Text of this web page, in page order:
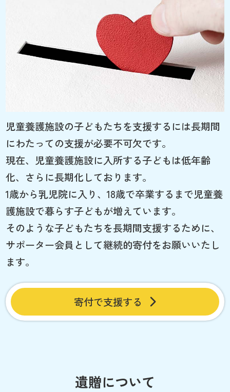
児童養護施設の子どもたちを支援するには長期間
にわたっての支援が必要不可欠です。
現在、児童養護施設に入所する子どもは低年齢
化、さらに長期化しております。
1歳から乳児院に入り、18歳で卒業するまで児童養
護施設で暮らす子どもが増えています。
そのような子どもたちを長期間支援するために、
サポーター会員として継続的寄付をお願いいたし
ます。
寄付で支援する
遺贈について